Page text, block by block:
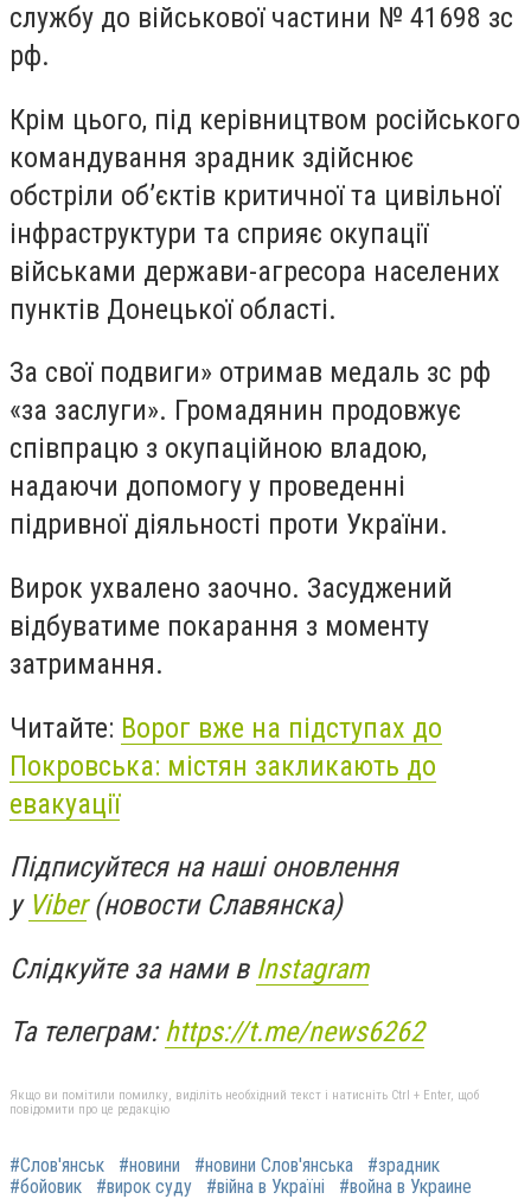
службу до військової частини № 41698 зс
рф.
Крім цього, під керівництвом російського
командування зрадник здійснює
обстріли об’єктів критичної та цивільної
інфраструктури та сприяє окупації
військами держави-агресора населених
пунктів Донецької області.
За свої подвиги» отримав медаль зс рф
«за заслуги». Громадянин продовжує
співпрацю з окупаційною владою,
надаючи допомогу у проведенні
підривної діяльності проти України.
Вирок ухвалено заочно. Засуджений
відбуватиме покарання з моменту
затримання.
Читайте: Ворог вже на підступах до
Покровська: містян закликають до
евакуації
Підписуйтеся на наші оновлення
у Viber(новости Славянска)
Слідкуйте за нами в Instagram
Та телеграм:https://t.me/news6262
Якщо ви помітили помилку, виділіть необхідний текст і натисніть Ctrl + Enter, щоб
повідомити про це редакцію
#Слов'янськ #новини #новини Слов'янська
#зрадник
#бойовик
#вирок суду #війна в Україні #война в Украине